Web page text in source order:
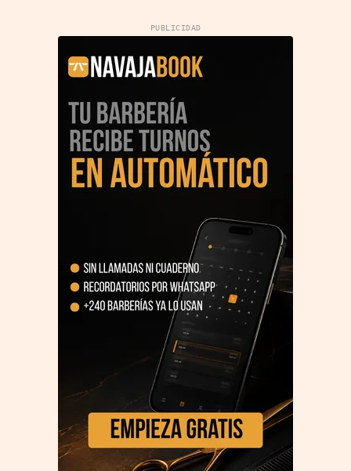
PUBLICIDAD